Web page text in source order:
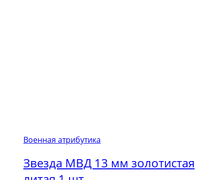
Военная атрибутика
Звезда МВД 13 мм золотистая